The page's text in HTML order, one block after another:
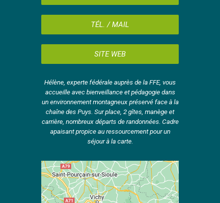
TÉL. / MAIL
SITE WEB
Hélène, experte fédérale auprès de la FFE, vous
accueille avec bienveillance et pédagogie dans
un environnement montagneux préservé face à la
chaîne des Puys. Sur place, 2 gîtes, manège et
carrière, nombreux départs de randonnées. Cadre
apaisant propice au ressourcement pour un
séjour à la carte.